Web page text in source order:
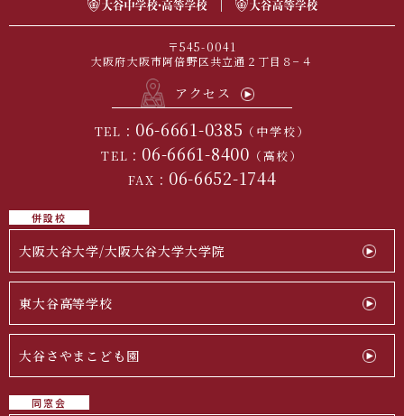
〒545-0041
大阪府大阪市阿倍野区共立通２丁目８−４
アクセス
TEL： 06-6661-0385 （中学校）
TEL： 06-6661-8400 （高校）
FAX： 06-6652-1744
併設校
大阪大谷大学/大阪大谷大学大学院
東大谷高等学校
大谷さやまこども園
同窓会